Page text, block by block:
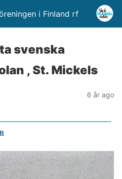
i Finland rf
svenska
, St. Mickels
6 år ago